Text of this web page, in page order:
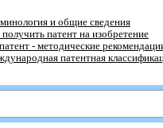
и общие сведения
патент на изобретение
- методические
патентная